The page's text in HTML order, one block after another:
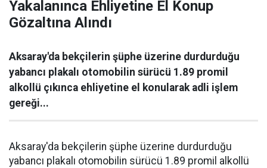
Yakalanınca Ehliyetine El Konup
Gözaltına Alındı
Aksaray'da bekçilerin şüphe üzerine durdurduğu
yabancı plakalı otomobilin sürücü 1.89 promil
alkollü çıkınca ehliyetine el konularak adli işlem
gereği...
Aksaray'da bekçilerin şüphe üzerine durdurduğu
yabancı plakalı otomobilin sürücü 1.89 promil alkollü